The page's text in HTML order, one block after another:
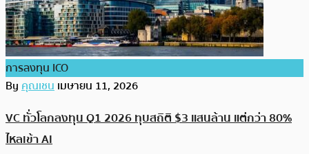
การลงทุน ICO
Byคุณเชนเมษายน 11, 2026
VC ทั่วโลกลงทุน Q1 2026 ทุบสถิติ $3 แสนล้าน แต่กว่า 80%
ไหลเข้า AI